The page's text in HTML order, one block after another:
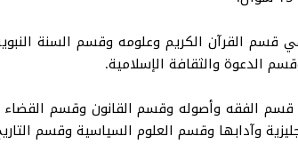
قسم القرآن الكريم وعلومه وقسم السنة
الدعوة والثقافة الإسلامية.
الفقه وأصوله وقسم القانون وقسم القضاء
وآدابها وقسم العلوم السياسية وقسم